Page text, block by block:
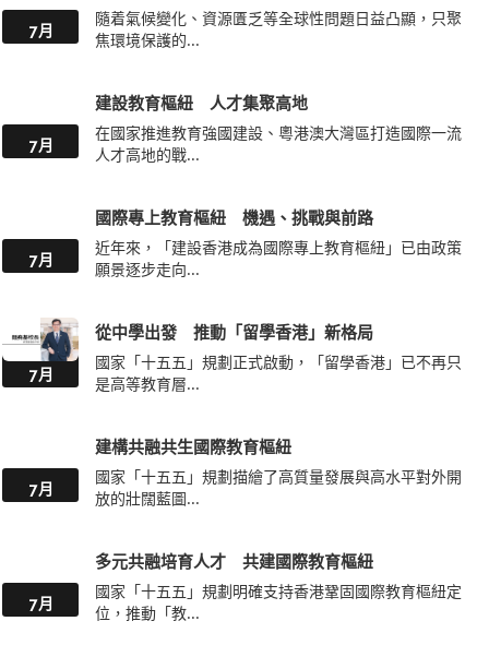
7月
隨着氣候變化、資源匱乏等全球性問題日益凸顯，只聚
焦環境保護的...
7月
建設教育樞紐 人才集聚高地
在國家推進教育強國建設、粵港澳大灣區打造國際一流
人才高地的戰...
7月
國際專上教育樞紐 機遇、挑戰與前路
近年來，「建設香港成為國際專上教育樞紐」已由政策
願景逐步走向...
7月
從中學出發 推動「留學香港」新格局
國家「十五五」規劃正式啟動，「留學香港」已不再只
是高等教育層...
7月
建構共融共生國際教育樞紐
國家「十五五」規劃描繪了高質量發展與高水平對外開
放的壯闊藍圖...
7月
多元共融培育人才 共建國際教育樞紐
國家「十五五」規劃明確支持香港鞏固國際教育樞紐定
位，推動「教...